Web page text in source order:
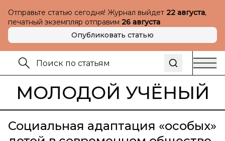
Отправьте статью сегодня! Журнал выйдет 22 августа,
печатный экземпляр отправим 26 августа
Опубликовать статью
МОЛОДОЙ УЧЁНЫЙ
Социальная адаптация «особых»